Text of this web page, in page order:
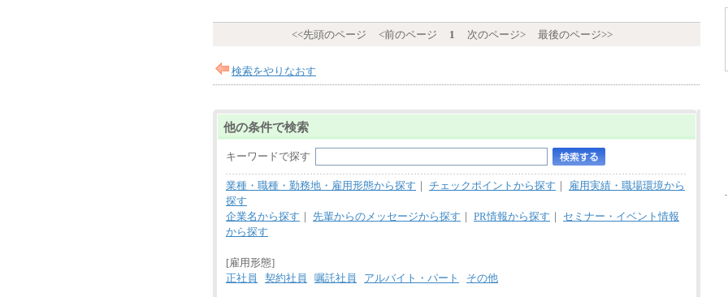
00 円～
・一律地域手当なし
月給187,500円～(※1)、184,000円～(※2)、18
※2…大阪府、京都府、兵庫県、滋賀県
※3…愛知県、静岡県
※4…北海道、宮城県、栃木県、群馬県、長
野県、新潟県、富山県、石川県、岡山県、広
島県、山口県、香川県、福岡県
知県、大分県、長崎県、熊本県、宮崎県、鹿
り異なる。
<<先頭のページ <前のページ 1 次のページ> 最後のページ>>
検索をやりなおす
他の条件で検索
キーワードで探す
業種・職種・勤務地・雇用形態から探す ｜ チェックポイントから探す ｜ 雇用実績・職場環境から
探す
企業名から探す ｜ 先輩からのメッセージから探す ｜ PR情報から探す ｜ セミナー・イベント情報
から探す
[雇用形態]
正社員
契約社員 嘱託社員 アルバイト・パート その他